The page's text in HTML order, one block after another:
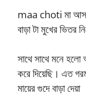
maa choti মা
বাড়া টা মুখের ভিতর
সাথে সাথে মনে
করে দিয়েছি। এত
মায়ের গুদে বাড়া দেয়া